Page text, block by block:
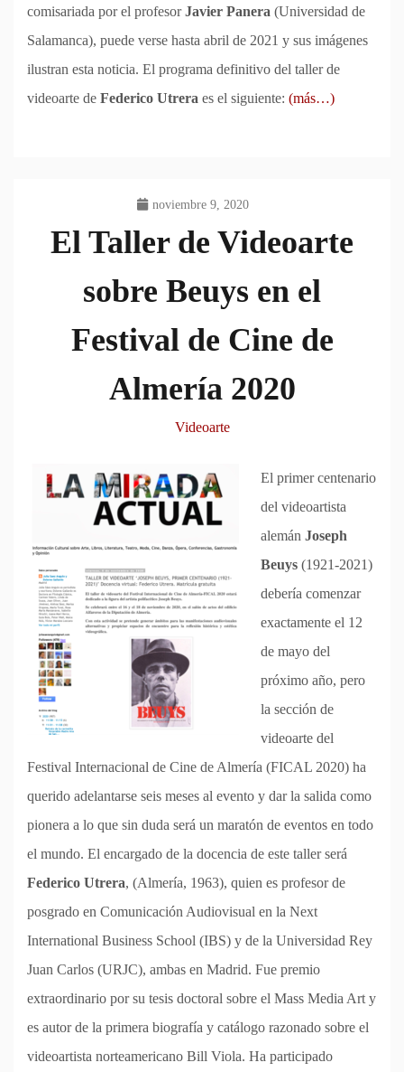
comisariada por el profesorJavier Panera (Universidad de
Salamanca), puede verse hasta abril de 2021 y sus imágenes
ilustran esta noticia. El programa definitivo del taller de
videoarte de Federico Utrera es el siguiente: (más…)
noviembre 9, 2020
El Taller de Videoarte
sobre Beuys en el
Festival de Cine de
Almería 2020
Videoarte
El primer centenario
del videoartista
alemán Joseph
Beuys (1921-2021)
debería comenzar
exactamente el 12
de mayo del
próximo año, pero
la sección de
videoarte del
Festival Internacional de Cine de Almería (FICAL 2020) ha
querido adelantarse seis meses al evento y dar la salida como
pionera a lo que sin duda será un maratón de eventos en todo
el mundo. El encargado de la docencia de este taller será
Federico Utrera, (Almería, 1963), quien es profesor de
posgrado en Comunicación Audiovisual en la Next
International Business School (IBS) y de la Universidad Rey
Juan Carlos (URJC), ambas en Madrid. Fue premio
extraordinario por su tesis doctoral sobre el Mass Media Art y
es autor de la primera biografía y catálogo razonado sobre el
videoartista norteamericano Bill Viola. Ha participado